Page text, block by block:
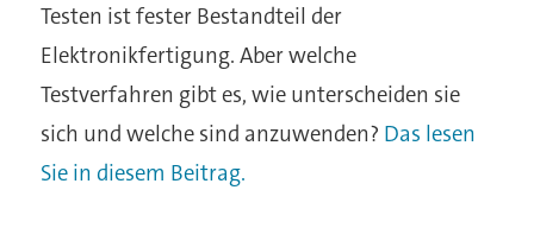
Testen ist fester Bestandteil der
Elektronikfertigung. Aber welche
Testverfahren gibt es, wie unterscheiden sie
sich und welche sind anzuwenden? Das lesen
Sie in diesem Beitrag.